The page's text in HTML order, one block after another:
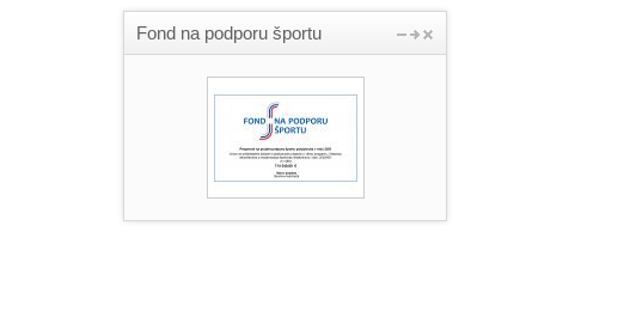
Fond na podporu športu